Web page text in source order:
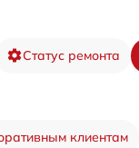
Статус ремонта
клиентам